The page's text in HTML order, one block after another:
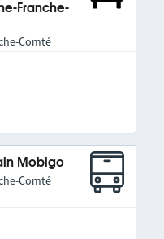
Franche-
Comté
Mobigo
Comté